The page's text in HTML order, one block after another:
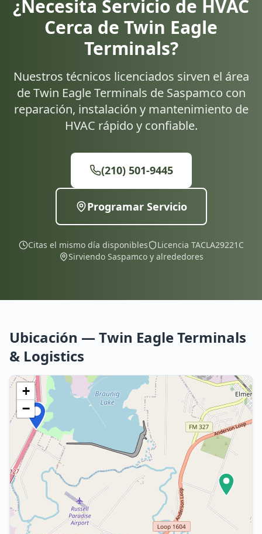
¿Necesita Servicio de HVAC
Cerca de Twin Eagle
Terminals?
Nuestros técnicos licenciados sirven el área
de Twin Eagle Terminals de Saspamco con
reparación, instalación y mantenimiento de
HVAC rápido y confiable.
(210) 501-9445
Programar Servicio
Citas el mismo día disponibles
Licencia TACLA29221C
Sirviendo Saspamco y alrededores
Ubicación — Twin Eagle Terminals
& Logistics
+
−